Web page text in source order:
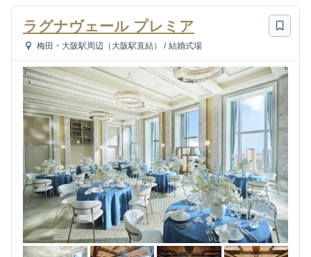
ラグナヴェール プレミア
梅田・大阪駅周辺（大阪駅直結） / 結婚式場